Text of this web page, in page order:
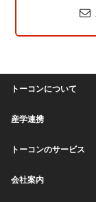
トーコンについて
産学連携
トーコンのサービス
会社案内